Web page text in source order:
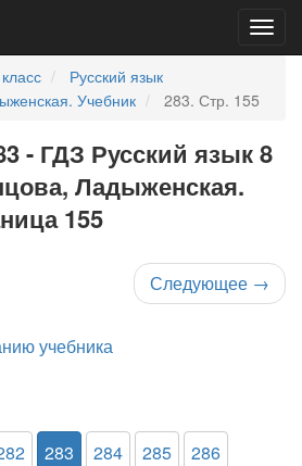
Русский язык
Учебник
283. Стр. 155
- ГДЗ Русский язык 8
Ладыженская.
155
Следующее →
учебника
283 284 285 286